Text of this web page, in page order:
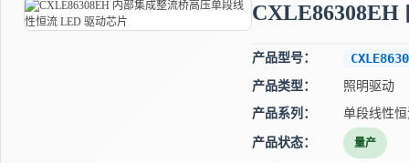
CXLE86308EH
产品型号：
产品类型：
照明驱动
产品系列：
单段线性
产品状态： 量产